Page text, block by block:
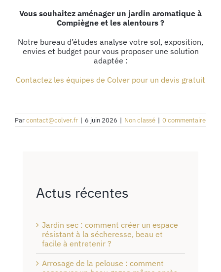
Vous souhaitez aménager un jardin aromatique à
Compiègne et les alentours ?
Notre bureau d’études analyse votre sol, exposition,
envies et budget pour vous proposer une solution
adaptée :
Contactez les équipes de Colver pour un devis gratuit
Parcontact@colver.fr | 6 juin 2026 | Non classé | 0 commentaire
Actus récentes
Jardin sec : comment créer un espace
résistant à la sécheresse, beau et
facile à entretenir ?
Arrosage de la pelouse : comment